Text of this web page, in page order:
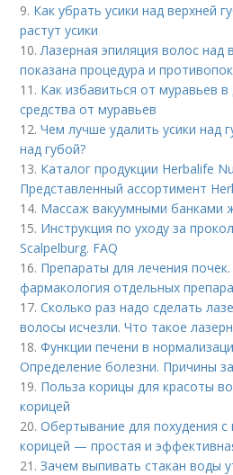
9. Как убрать усики над верхней
растут усики
10.Лазерная эпиляция волос над
показана процедура и
11. Как избавиться от муравьев
средства от муравьев
12.Чем лучше удалить усики над
над губой?
13. Каталог продукции Herbalife
Представленный ассортимент
14. Массаж вакуумными банками
15. Инструкция по уходу за
Scalpelburg. FAQ
16. Препараты для лечения
фармакология отдельных
17.Сколько раз надо сделать
волосы исчезли. Что такое
18.Функции печени в
Определение болезни. Причины
19. Польза корицы для красоты
корицей
20.Обертывание для похудения
корицей — простая и
21.Зачем выпивать стакан воды